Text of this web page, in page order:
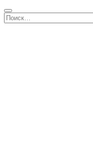
Найти: